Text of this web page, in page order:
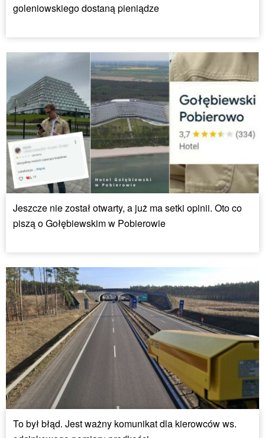
goleniowskiego dostaną pieniądze
Jeszcze nie został otwarty, a już ma setki opinii. Oto co
piszą o Gołębiewskim w Pobierowie
To był błąd. Jest ważny komunikat dla kierowców ws.